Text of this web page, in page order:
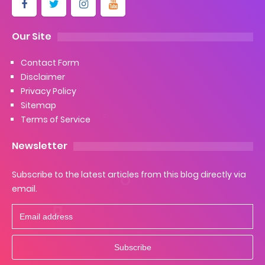
Cara Mengatasi Aplikasi Gojek Mengalami Gangguan
Our Site
Contact Form
Disclaimer
Privacy Policy
Sitemap
Terms of Service
Newsletter
Subscribe to the latest articles from this blog directly via
email.